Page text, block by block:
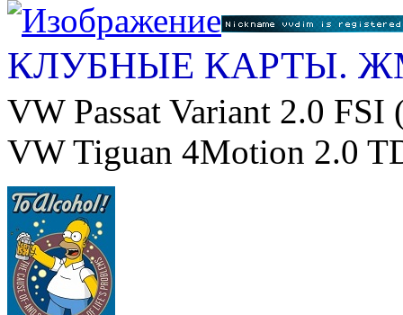
КЛУБНЫЕ КАРТЫ.
VW Passat Variant 2.0
VW Tiguan 4Motion 2.0